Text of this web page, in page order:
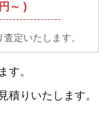
～ )
定いたします。
す。
積りいたします。